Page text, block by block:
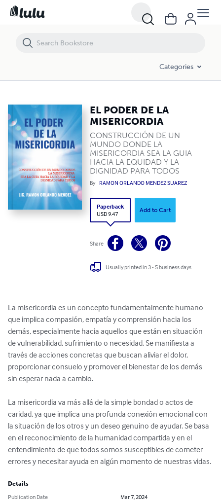
Categories
EL PODER DE LA
MISERICORDIA
CONSTRUCCIÓN DE UN
MUNDO DONDE LA
MISERICORDIA SEA LA GUIA
HACIA LA EQUIDAD Y LA
DIGNIDAD PARA TODOS
By RAMON ORLANDO MENDEZ SUAREZ
Paperback
USD 9.47
Add to Cart
Share
Usually printed in 3 - 5 business days
La misericordia es un concepto fundamentalmente humano
que implica compasión, empatía y comprensión hacia los
demás, especialmente hacia aquellos que están en situación
de vulnerabilidad, sufrimiento o necesidad. Se manifiesta a
través de acciones concretas que buscan aliviar el dolor,
proporcionar consuelo y promover el bienestar de los demás
sin esperar nada a cambio.
La misericordia va más allá de la simple bondad o actos de
caridad, ya que implica una profunda conexión emocional con
la situación de los otros y un deseo genuino de ayudar. Se basa
en el reconocimiento de la humanidad compartida y en el
entendimiento de que todos somos susceptibles de cometer
errores y necesitar ayuda en algún momento de nuestras vidas.
Details
Publication Date
Mar 7, 2024
EL PODER DE LA MISERICORDIA